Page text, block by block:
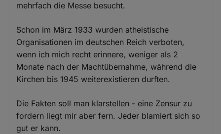
mehrfach die Messe besucht.
Schon im März 1933 wurden atheistische
Organisationen im deutschen Reich verboten,
wenn ich mich recht erinnere, weniger als 2
Monate nach der Machtübernahme, während die
Kirchen bis 1945 weiterexistieren durften.
Die Fakten soll man klarstellen - eine Zensur zu
fordern liegt mir aber fern. Jeder blamiert sich so
gut er kann.